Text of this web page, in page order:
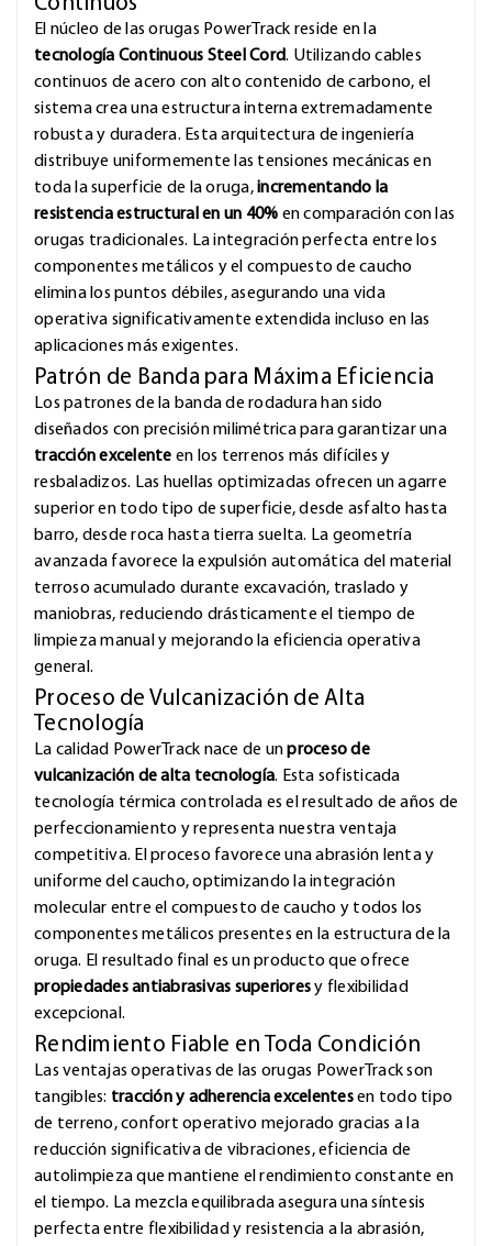
El núcleo de las orugas PowerTrack reside en la
tecnología Continuous Steel Cord. Utilizando cables
continuos de acero con alto contenido de carbono, el
sistema crea una estructura interna extremadamente
robusta y duradera. Esta arquitectura de ingeniería
distribuye uniformemente las tensiones mecánicas en
toda la superficie de la oruga,incrementando la
resistencia estructural en un 40% en comparación con las
orugas tradicionales. La integración perfecta entre los
componentes metálicos y el compuesto de caucho
elimina los puntos débiles, asegurando una vida
operativa significativamente extendida incluso en las
aplicaciones más exigentes.
Patrón de Banda para Máxima Eficiencia
Los patrones de la banda de rodadura han sido
diseñados con precisión milimétrica para garantizar una
tracción excelente en los terrenos más difíciles y
resbaladizos. Las huellas optimizadas ofrecen un agarre
superior en todo tipo de superficie, desde asfalto hasta
barro, desde roca hasta tierra suelta. La geometría
avanzada favorece la expulsión automática del material
terroso acumulado durante excavación, traslado y
maniobras, reduciendo drásticamente el tiempo de
limpieza manual y mejorando la eficiencia operativa
general.
Proceso de Vulcanización de Alta
Tecnología
La calidad PowerTrack nace de unproceso de
vulcanización de alta tecnología. Esta sofisticada
tecnología térmica controlada es el resultado de años de
perfeccionamiento y representa nuestra ventaja
competitiva. El proceso favorece una abrasión lenta y
uniforme del caucho, optimizando la integración
molecular entre el compuesto de caucho y todos los
componentes metálicos presentes en la estructura de la
oruga. El resultado final es un producto que ofrece
propiedades antiabrasivas superioresy flexibilidad
excepcional.
Rendimiento Fiable en Toda Condición
Las ventajas operativas de las orugas PowerTrack son
tangibles: tracción y adherencia excelentesen todo tipo
de terreno, confort operativo mejorado gracias a la
reducción significativa de vibraciones, eficiencia de
autolimpieza que mantiene el rendimiento constante en
el tiempo. La mezcla equilibrada asegura una síntesis
perfecta entre flexibilidad y resistencia a la abrasión,